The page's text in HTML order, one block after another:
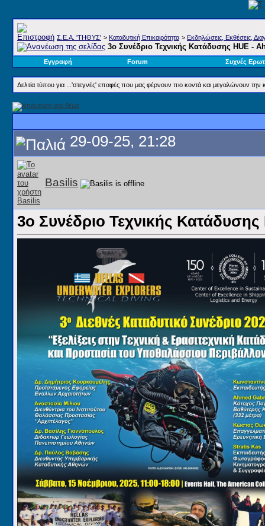
Σ.E.A. 'ΤΗΘΥΣ' > Καταδυτική Επικαιρότητα > Εκδηλώσεις, Εκθέσεις,
3ο Συνέδριο Τεχνικής Κατάδυσης HUE -
Εγγραφή Forum Συχνές
Δελτία τύπου για ...'στεγνές' επαφές που μας φέρνουν πιο κοντά και μεγαλώνουν την
29-09-25, 21:28
Basilis
3ο Συνέδριο Τεχνικής